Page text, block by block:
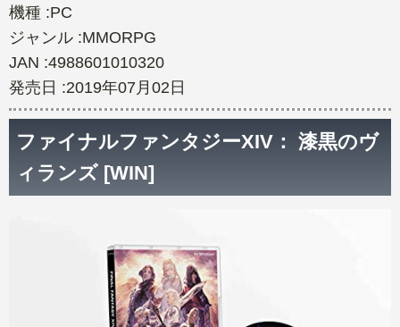
機種 :PC
ジャンル :MMORPG
JAN :4988601010320
発売日 :2019年07月02日
ファイナルファンタジーXIV： 漆黒のヴ
ィランズ [WIN]